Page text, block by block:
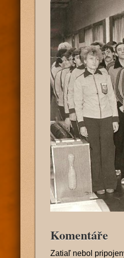
Komentáře
Zatiaľ nebol